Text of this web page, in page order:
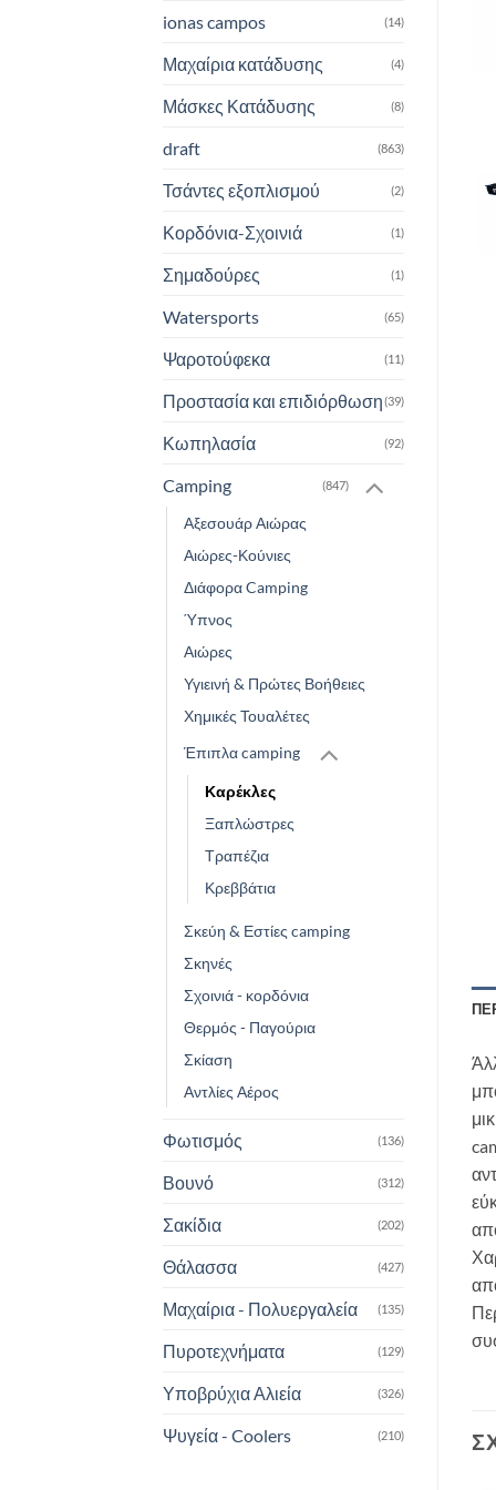
ionas campos (14)
Μαχαίρια κατάδυσης (4)
Μάσκες Κατάδυσης (8)
draft (863)
Τσάντες εξοπλισμού (2)
Κορδόνια-Σχοινιά (1)
Σημαδούρες (1)
Watersports (65)
Ψαροτούφεκα (11)
Προστασία και επιδιόρθωση(39)
Κωπηλασία (92)
Camping (847)
Αξεσουάρ Αιώρας
Αιώρες-Κούνιες
Διάφορα Camping
Ύπνος
Αιώρες
Υγιεινή & Πρώτες Βοήθειες
Χημικές Τουαλέτες
Έπιπλα camping
Καρέκλες
Ξαπλώστρες
Τραπέζια
Κρεββάτια
Σκεύη & Εστίες camping
Σκηνές
Σχοινιά - κορδόνια
Θερμός - Παγούρια
Σκίαση
Αντλίες Αέρος
Φωτισμός (136)
Βουνό (312)
Σακίδια (202)
Θάλασσα (427)
Μαχαίρια - Πολυεργαλεία (135)
Πυροτεχνήματα (129)
Υποβρύχια Αλιεία (326)
Ψυγεία - Coolers (210)